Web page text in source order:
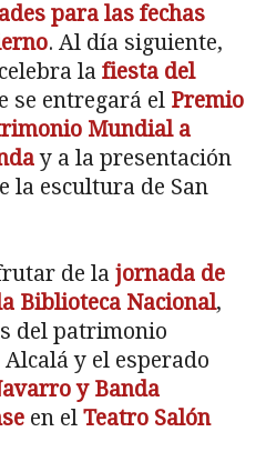
para las fechas
. Al día siguiente,
la fiesta del
se entregará el Premio
Mundial a
y a la presentación
la escultura de San
de la jornada de
Biblioteca Nacional,
del patrimonio
y el esperado
y Banda
en el Teatro Salón